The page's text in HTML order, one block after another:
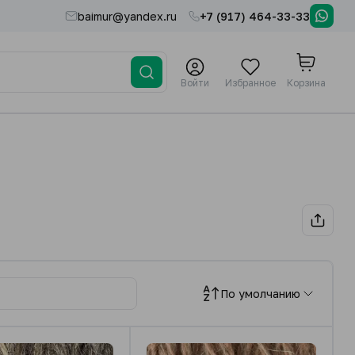
baimur@yandex.ru +7 (917) 464-33-33
Войти Избранное Корзина
По умолчанию